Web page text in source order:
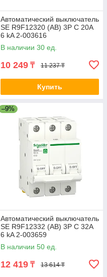
Автоматический выключатель
SE R9F12320 (АВ) 3P С 20А
6 kA 2-003616
В наличии 30 ед.
10 249 ₸ 11 237 ₸
Купить
–9%
Автоматический выключатель
SE R9F12332 (АВ) 3P С 32А
6 kA 2-003659
В наличии 50 ед.
12 419 ₸ 13 614 ₸